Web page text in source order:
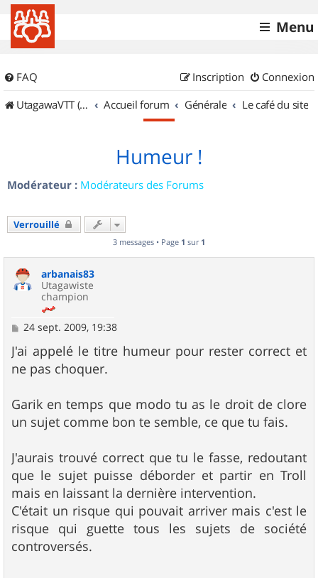
Menu
FAQ Connexion
Inscription
UtagawaVTT (Randos VTT et VTTAE avec traces GPS)
Accueil forum Générale Le café du site
Humeur !
Modérateur : Modérateurs des Forums
Verrouillé
3 messages • Page 1 sur 1
arbanais83
Utagawiste
champion
M
s
s
a
24 sept. 2009, 19:38
J'ai appelé le titre humeur pour rester correct et
ne pas choquer.
Garik en temps que modo tu as le droit de clore
un sujet comme bon te semble, ce que tu fais.
J'aurais trouvé correct que tu le fasse, redoutant
que le sujet puisse déborder et partir en Troll
mais en laissant la dernière intervention.
C'était un risque qui pouvait arriver mais c'est le
risque qui guette tous les sujets de société
controversés.